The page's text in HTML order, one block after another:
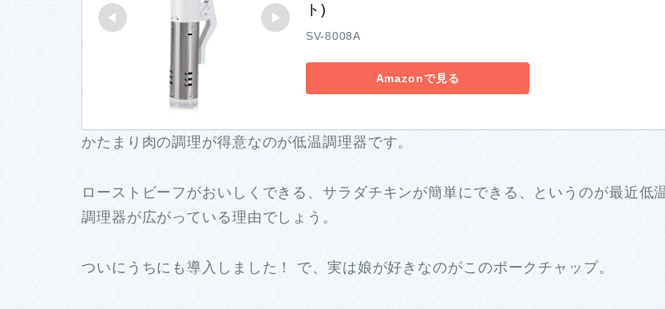
ト)
SV-8008A
Amazonで見る
かたまり肉の調理が得意なのが低温調理器です。
ローストビーフがおいしくできる、サラダチキンが簡単にできる、というのが最近低
調理器が広がっている理由でしょう。
ついにうちにも導入しました！ で、実は娘が好きなのがこのポークチャップ。